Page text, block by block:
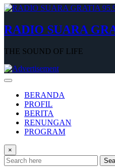
RADIO SUARA
THE SOUND OF LIFE
BERANDA
PROFIL
BERITA
RENUNGAN
PROGRAM
×